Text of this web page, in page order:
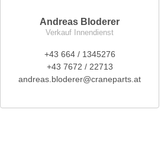
Andreas Bloderer
Verkauf Innendienst
+43 664 / 1345276
+43 7672 / 22713
andreas.bloderer@craneparts.at